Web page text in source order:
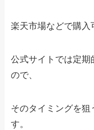
楽天市場などで購入
公式サイトでは定期
ので、
そのタイミングを狙
す。